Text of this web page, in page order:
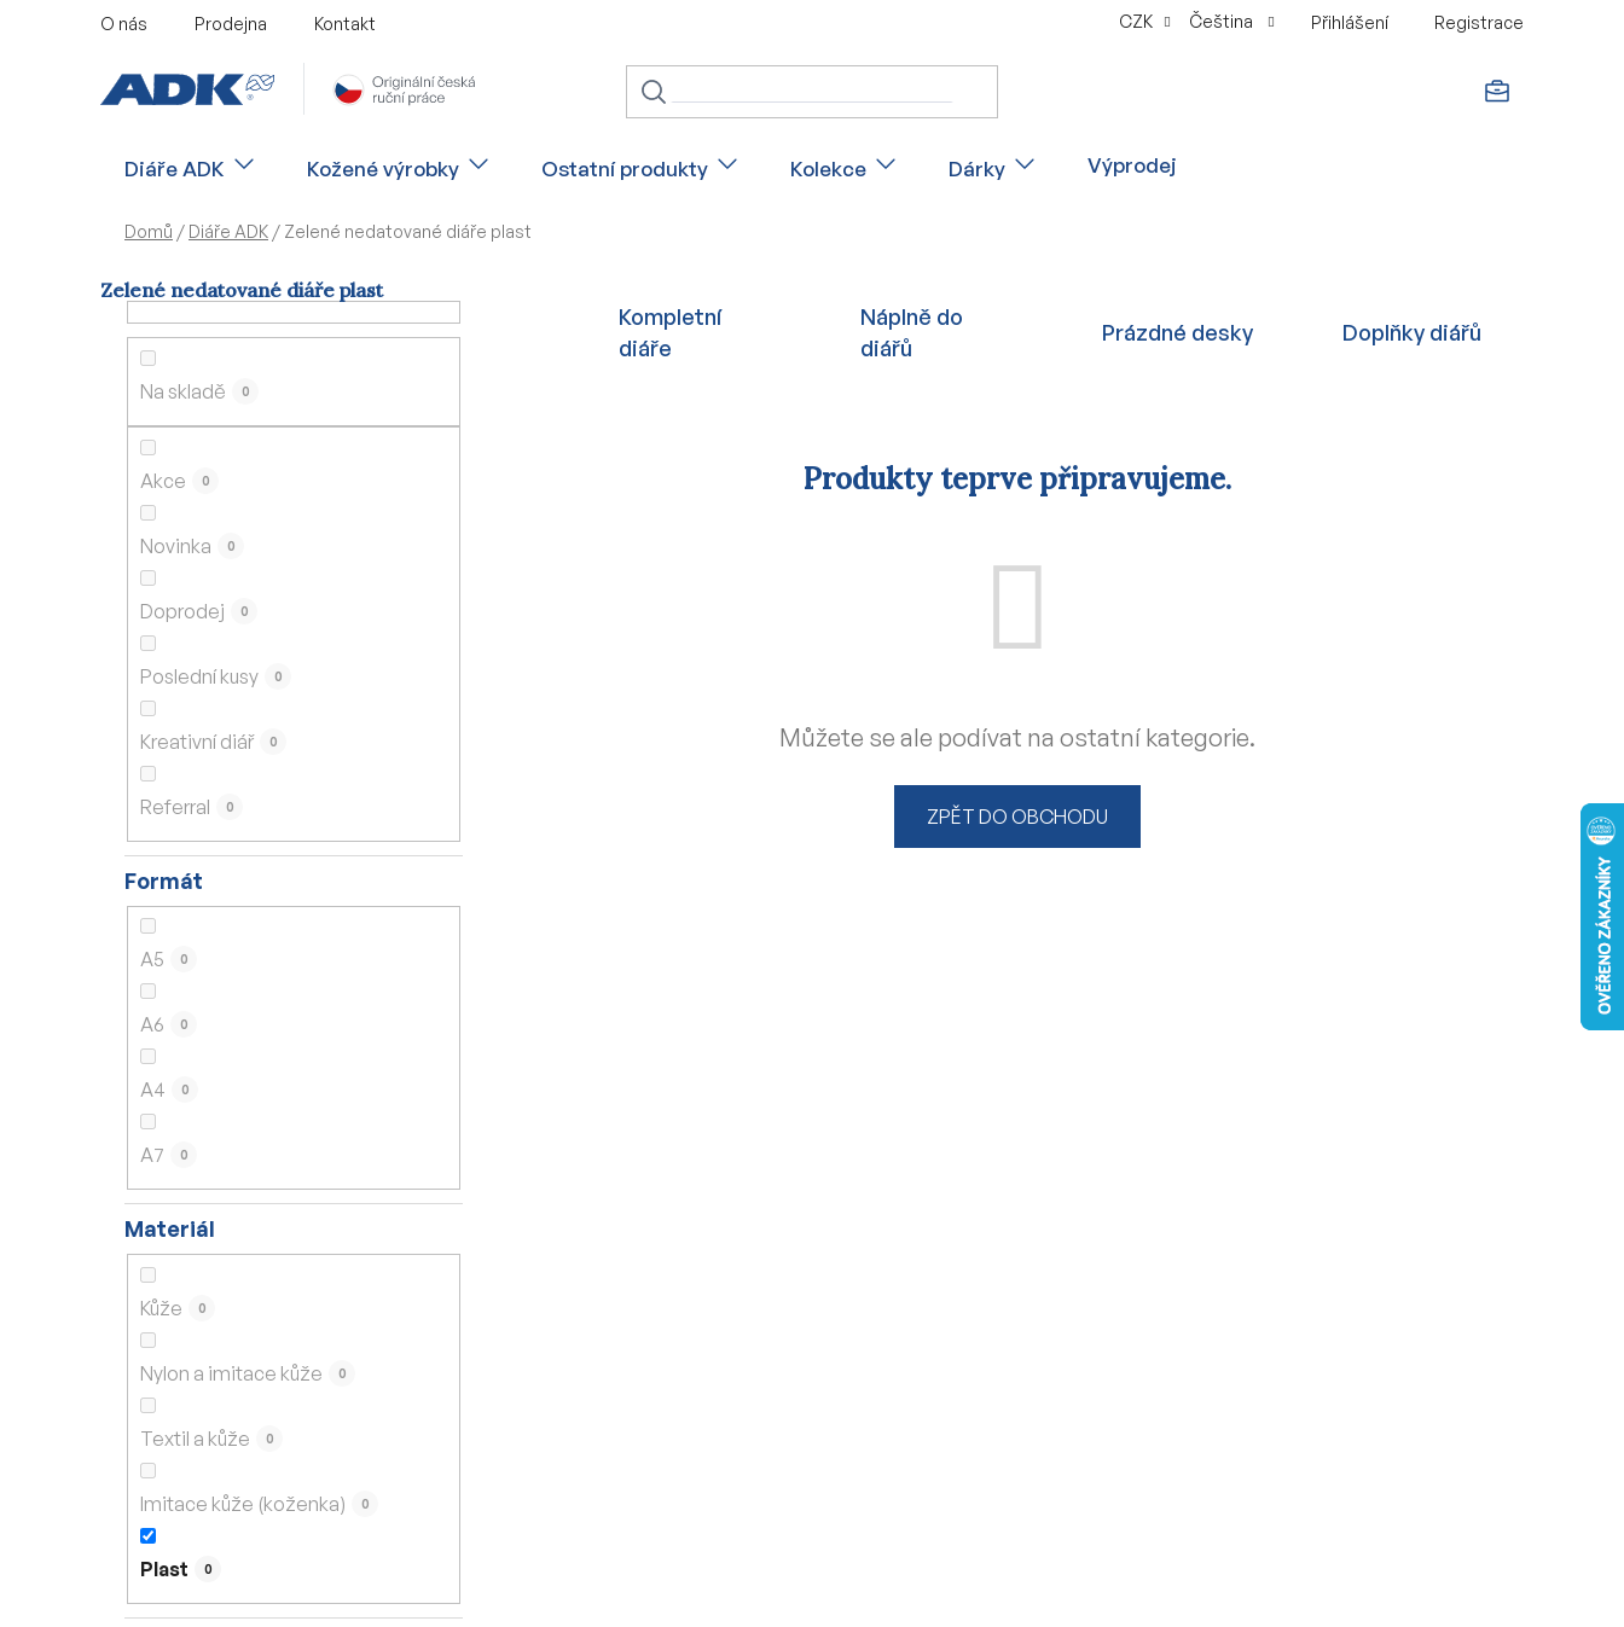
O nás Prodejna Kontakt CZK Čeština Přihlášení Registrace
Diáře ADK Kožené výrobky Ostatní produkty Kolekce Dárky Výprodej
Domů / Diáře ADK / Zelené nedatované diáře plast
Zelené nedatované diáře plast
Na skladě 0
Akce 0
Novinka 0
Doprodej 0
Poslední kusy 0
Kreativní diář 0
Referral 0
Formát
A5 0
A6 0
A4 0
A7 0
Materiál
Kůže 0
Nylon a imitace kůže 0
Textil a kůže 0
Imitace kůže (koženka) 0
Plast 0
Kompletní
diáře
Náplně do
diářů
Prázdné desky Doplňky diářů
Produkty teprve připravujeme.
Můžete se ale podívat na ostatní kategorie.
ZPĚT DO OBCHODU